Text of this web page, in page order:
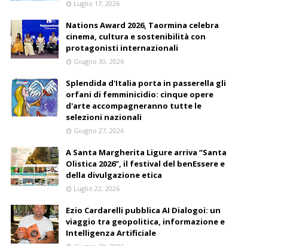
Luglio 17, 2026
Nations Award 2026, Taormina celebra
cinema, cultura e sostenibilità con
protagonisti internazionali
Giugno 30, 2026
Splendida d'Italia porta in passerella gli
orfani di femminicidio: cinque opere
d'arte accompagneranno tutte le
selezioni nazionali
Giugno 27, 2026
A Santa Margherita Ligure arriva “Santa
Olistica 2026”, il festival del benEssere e
della divulgazione etica
Luglio 22, 2026
Ezio Cardarelli pubblica AI Dialogoi: un
viaggio tra geopolitica, informazione e
Intelligenza Artificiale